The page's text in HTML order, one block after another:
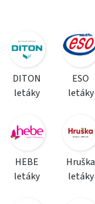
DITON
letáky
ESO
letáky
HEBE
letáky
Hruška
letáky